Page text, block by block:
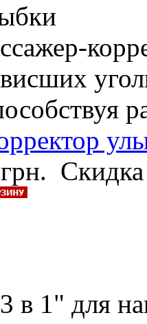
в 1" для